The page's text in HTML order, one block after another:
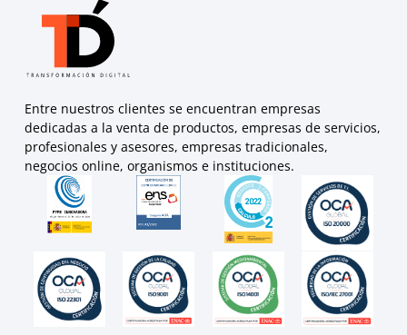
Entre nuestros clientes se encuentran empresas
dedicadas a la venta de productos, empresas de servicios,
profesionales y asesores, empresas tradicionales,
negocios online, organismos e instituciones.